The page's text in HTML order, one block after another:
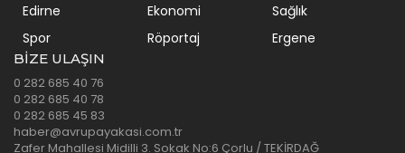
Edirne
Ekonomi
Sağlık
Spor
Röportaj Ergene
BIZE ULAŞIN
0 282 685 40 76
0 282 685 40 78
0 282 685 45 83
haber@avrupayakasi.com.tr
Zafer Mahallesi Midilli 3. Sokak No:6 Çorlu / TEKİRDAĞ